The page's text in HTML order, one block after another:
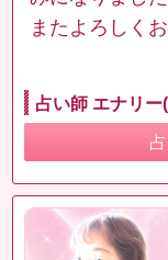
またよろしく
占い師 エナリ